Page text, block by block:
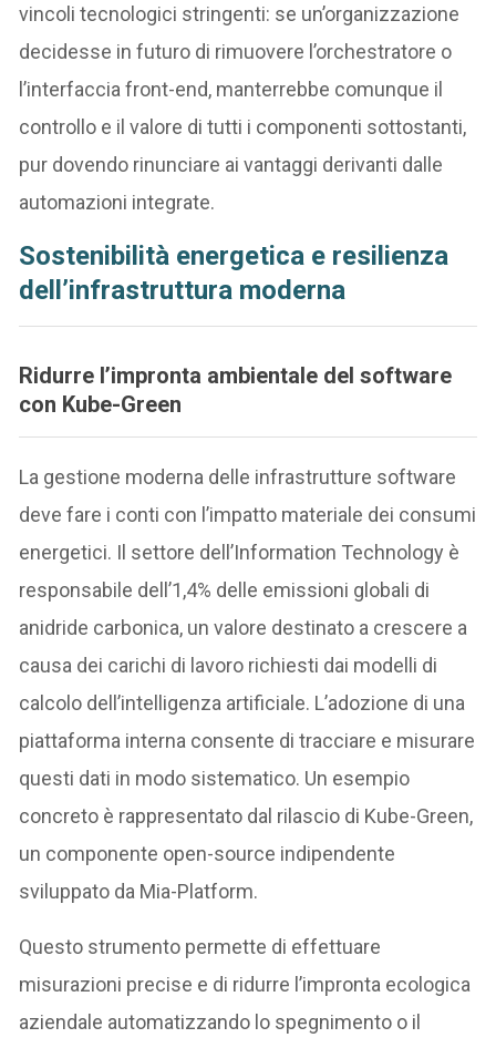
vincoli tecnologici stringenti: se un’organizzazione
decidesse in futuro di rimuovere l’orchestratore o
l’interfaccia front-end, manterrebbe comunque il
controllo e il valore di tutti i componenti sottostanti,
pur dovendo rinunciare ai vantaggi derivanti dalle
automazioni integrate.
Sostenibilità energetica e resilienza
dell’infrastruttura moderna
Ridurre l’impronta ambientale del software
con Kube-Green
La gestione moderna delle infrastrutture software
deve fare i conti con l’impatto materiale dei consumi
energetici. Il settore dell’Information Technology è
responsabile dell’1,4% delle emissioni globali di
anidride carbonica, un valore destinato a crescere a
causa dei carichi di lavoro richiesti dai modelli di
calcolo dell’intelligenza artificiale. L’adozione di una
piattaforma interna consente di tracciare e misurare
questi dati in modo sistematico. Un esempio
concreto è rappresentato dal rilascio di Kube-Green,
un componente open-source indipendente
sviluppato da Mia-Platform.
Questo strumento permette di effettuare
misurazioni precise e di ridurre l’impronta ecologica
aziendale automatizzando lo spegnimento o il